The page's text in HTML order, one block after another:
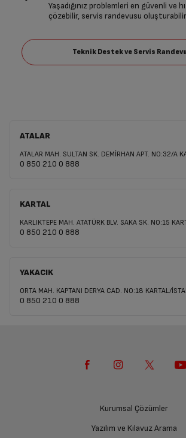
Yaşadığınız problemleri en güvenli ve
çözebilir, servis randevusu
ATALAR
ATALAR MAH. SULTAN SK. DEMİRHAN APT. NO:32/A
0 850 210 0 888
KARTAL
KARLIKTEPE MAH. ATATÜRK BLV. SAKA SK. NO:15
0 850 210 0 888
YAKACIK
ORTA MAH. KAPTANI DERYA CAD. NO:18 KARTAL/
0 850 210 0 888
Kurumsal Çözümler
Yazılım ve Kılavuz Arama